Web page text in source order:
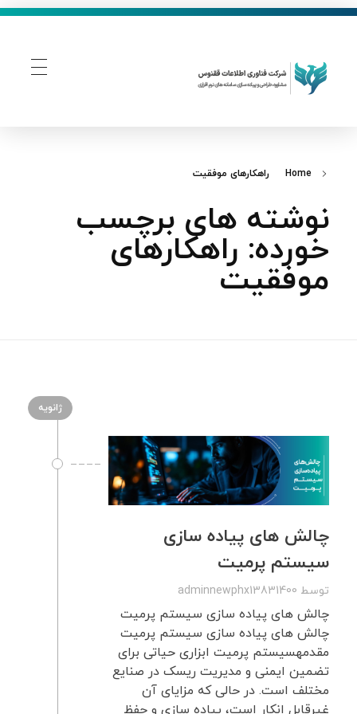
Home راهکارهای موفقیت
نوشته های برچسب
خورده: راهکارهای
موفقیت
ژانویه
چالش های پیاده سازی
سیستم پرمیت
توسط adminnewphx13831400
چالش های پیاده سازی سیستم پرمیت
چالش های پیاده سازی سیستم پرمیت
مقدمهسیستم پرمیت ابزاری حیاتی برای
تضمین ایمنی و مدیریت ریسک در صنایع
مختلف است. در حالی که مزایای آن
غیرقابل انکار است، پیاده سازی و حفظ